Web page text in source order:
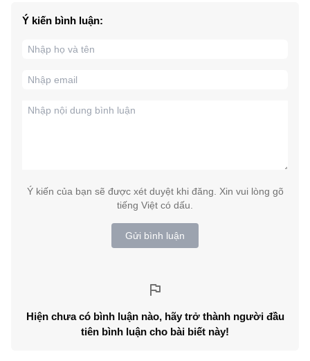
Ý kiến bình luận:
Ý kiến của bạn sẽ được xét duyệt khi đăng. Xin vui lòng gõ
tiếng Việt có dấu.
Gửi bình luận
Hiện chưa có bình luận nào, hãy trở thành người đầu
tiên bình luận cho bài biết này!